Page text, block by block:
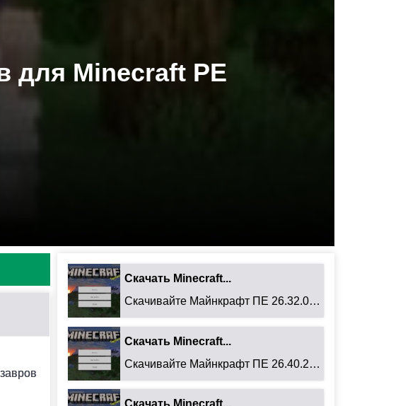
Minecraft PE
Скачать Minecraft...
Скачивайте Майнкрафт ПЕ 26.32.02 для Android: ...
Скачать Minecraft...
Скачивайте Майнкрафт ПЕ 26.40.27 для Android: ...
Скачать Minecraft...